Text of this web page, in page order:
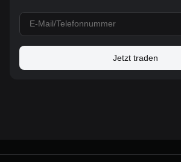
Jetzt traden